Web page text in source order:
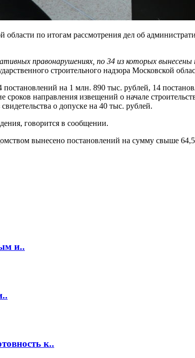
области по итогам рассмотрения дел об
правонарушениях, по 34 из которых
строительного надзора Московской
на 1 млн. 890 тыс. рублей, 14
направления извещений о начале
о допуске на 40 тыс. рублей.
говорится в сообщении.
вынесено постановлений на сумму свыше
и..
к..